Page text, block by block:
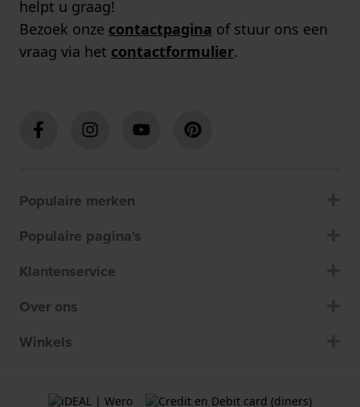
helpt u graag!
Bezoek onze contactpagina of stuur ons een
vraag via het contactformulier.
Populaire merken
Populaire pagina's
Klantenservice
Over ons
Winkels